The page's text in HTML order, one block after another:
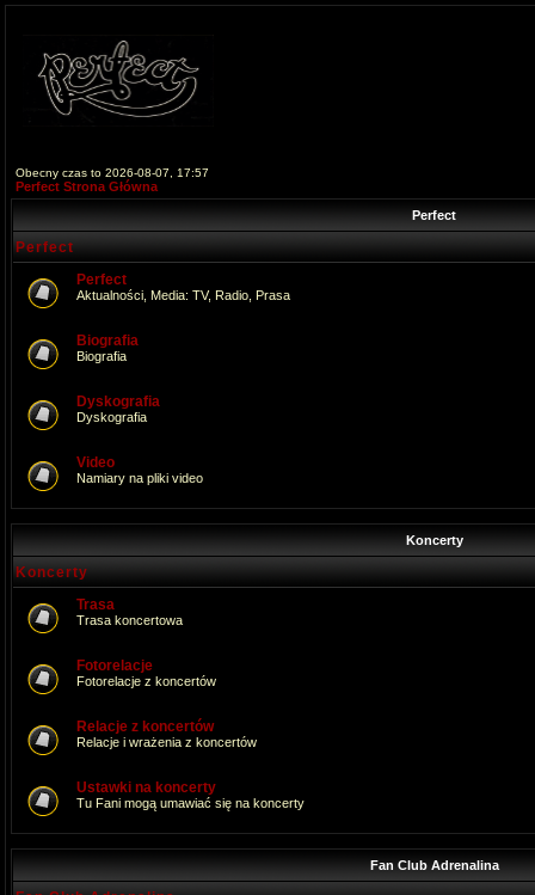
Obecny czas to 2026-08-07, 17:57
Perfect Strona Główna
Perfect
Perfect
Perfect
Aktualności, Media: TV, Radio, Prasa
Biografia
Biografia
Dyskografia
Dyskografia
Video
Namiary na pliki video
Koncerty
Koncerty
Trasa
Trasa koncertowa
Fotorelacje
Fotorelacje z koncertów
Relacje z koncertów
Relacje i wrażenia z koncertów
Ustawki na koncerty
Tu Fani mogą umawiać się na koncerty
Fan Club Adrenalina